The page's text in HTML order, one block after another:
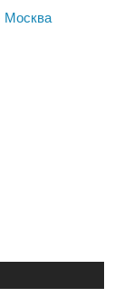
Москва